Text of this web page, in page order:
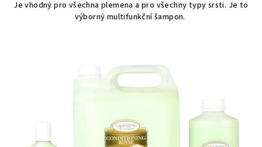
Je vhodný pro všechna plemena a pro všechny typy srsti. Je to
výborný multifunkční šampon.